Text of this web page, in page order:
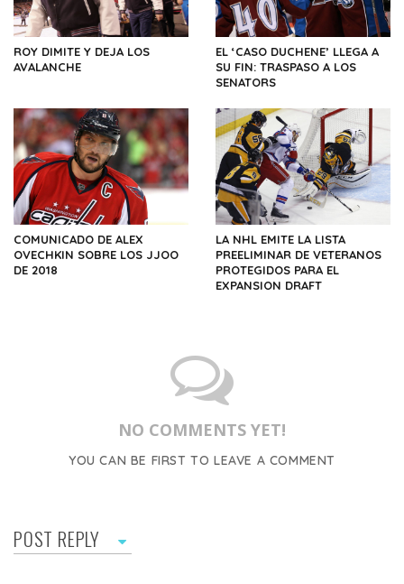
ROY DIMITE Y DEJA LOS
AVALANCHE
EL ‘CASO DUCHENE’ LLEGA A
SU FIN: TRASPASO A LOS
SENATORS
COMUNICADO DE ALEX
OVECHKIN SOBRE LOS JJOO
DE 2018
LA NHL EMITE LA LISTA
PREELIMINAR DE VETERANOS
PROTEGIDOS PARA EL
EXPANSION DRAFT
NO COMMENTS YET!
YOU CAN BE FIRST TO LEAVE A COMMENT
POST REPLY